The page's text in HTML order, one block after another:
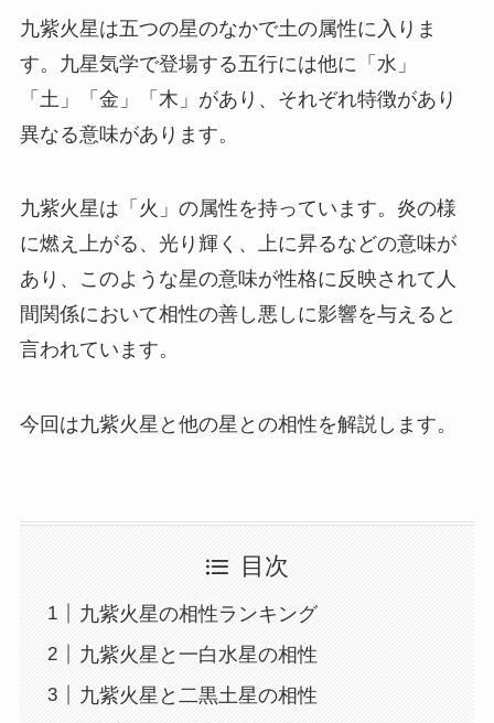
九紫火星は五つの星のなかで土の属性に入りま
す。九星気学で登場する五行には他に「水」
「土」「金」「木」があり、それぞれ特徴があり
異なる意味があります。
九紫火星は「火」の属性を持っています。炎の様
に燃え上がる、光り輝く、上に昇るなどの意味が
あり、このような星の意味が性格に反映されて人
間関係において相性の善し悪しに影響を与えると
言われています。
今回は九紫火星と他の星との相性を解説します。
目次
九紫火星の相性ランキング
九紫火星と一白水星の相性
九紫火星と二黒土星の相性